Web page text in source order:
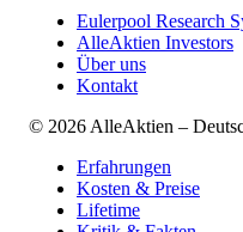
Eulerpool Research
AlleAktien Investors
Über uns
Kontakt
© 2026 AlleAktien –
Erfahrungen
Kosten & Preise
Lifetime